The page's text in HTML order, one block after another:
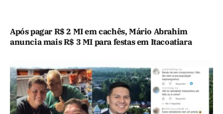
Após pagar R$ 2 MI em cachês, Mário Abrahim
anuncia mais R$ 3 MI para festas em Itacoatiara